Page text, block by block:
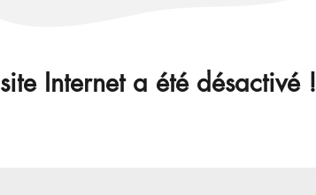
Internet a été désactivé !